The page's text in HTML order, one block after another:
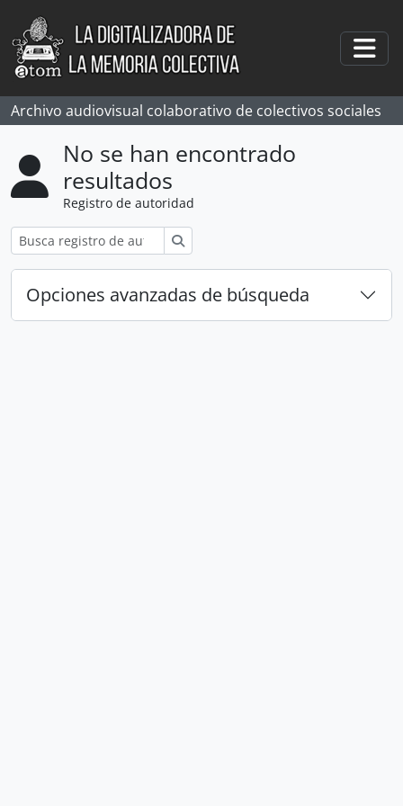
Skip to main content
Archivo audiovisual colaborativo de colectivos sociales
No se han encontrado
resultados
Registro de autoridad
Opciones avanzadas de búsqueda